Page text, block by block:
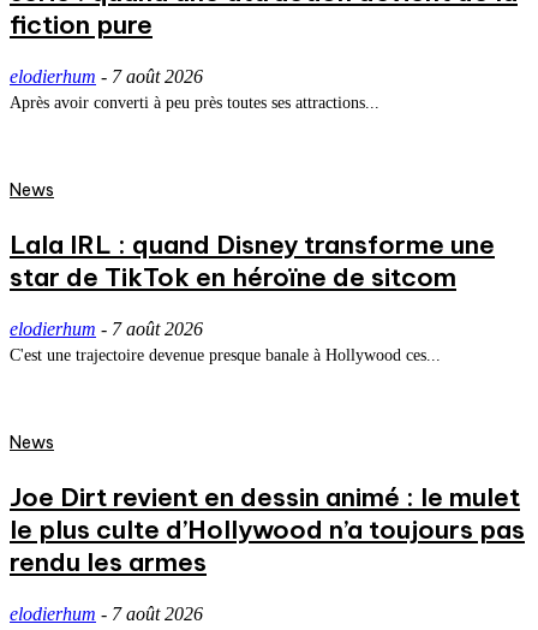
fiction pure
elodierhum - 7 août 2026
Après avoir converti à peu près toutes ses attractions...
News
Lala IRL : quand Disney transforme une
star de TikTok en héroïne de sitcom
elodierhum - 7 août 2026
C'est une trajectoire devenue presque banale à Hollywood ces...
News
Joe Dirt revient en dessin animé : le mulet
le plus culte d’Hollywood n’a toujours pas
rendu les armes
elodierhum - 7 août 2026